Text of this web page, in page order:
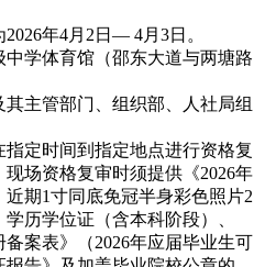
年4月2日— 4月3日。
学体育馆（邵东大道与两塘路
主管部门、组织部、人社局组
定时间到指定地点进行资格复
场资格复审时须提供《2026年
期1寸同底免冠半身彩色照片2
历学位证（含本科阶段）、
备案表》（2026年应届毕业生可